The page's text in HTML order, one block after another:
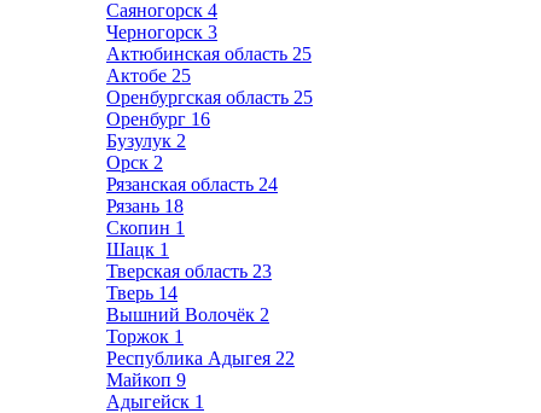
Саяногорск 4
Черногорск 3
Актюбинская область 25
Актобе 25
Оренбургская область 25
Оренбург 16
Бузулук 2
Орск 2
Рязанская область 24
Рязань 18
Скопин 1
Шацк 1
Тверская область 23
Тверь 14
Вышний Волочёк 2
Торжок 1
Республика Адыгея 22
Майкоп 9
Адыгейск 1